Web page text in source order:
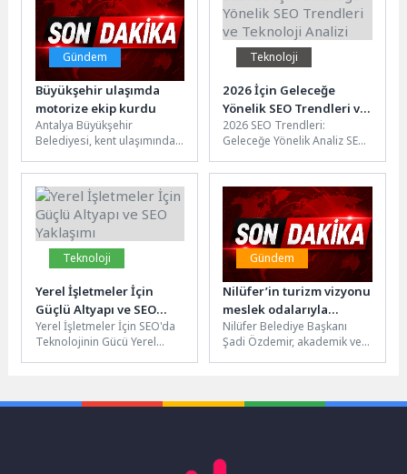
Gündem
Büyükşehir ulaşımda
motorize ekip kurdu
Antalya Büyükşehir
Belediyesi, kent ulaşımında
artırmak amacıyla motorize
ekip kurdu. Motorize...
Teknoloji
2026 İçin Geleceğe
Yönelik SEO Trendleri ve
Teknoloji Analizi
2026 SEO Trendleri:
Geleceğe Yönelik Analiz SEO
değişen bir alan
olduğundan,...
Teknoloji
Yerel İşletmeler İçin
Güçlü Altyapı ve SEO
Yaklaşımı
Yerel İşletmeler İçin SEO'da
Teknolojinin Gücü Yerel
Gündem
Nilüfer’in turizm vizyonu
meslek odalarıyla
paylaşıldı
Nilüfer Belediye Başkanı
Şadi Özdemir, akademik ve